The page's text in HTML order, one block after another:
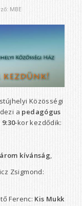
MBE
Közösségi
a pedagógus
9:30-kor kezdődik:
kívánság,
Zsigmond:
Ferenc: Kis Mukk